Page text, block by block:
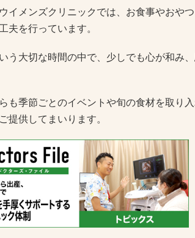
イメンズクリニックでは、お食事やおや
夫を行っています。
う大切な時間の中で、少しでも心が和み
も季節ごとのイベントや旬の食材を取り
提供してまいります。